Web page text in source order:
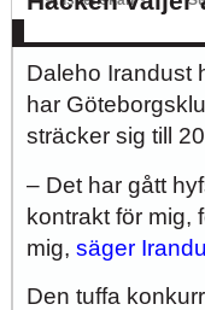
Daleho Irandust
har
sträcker sig till
– Det har gått
kontrakt för mig,
mig, säger
Den tuffa